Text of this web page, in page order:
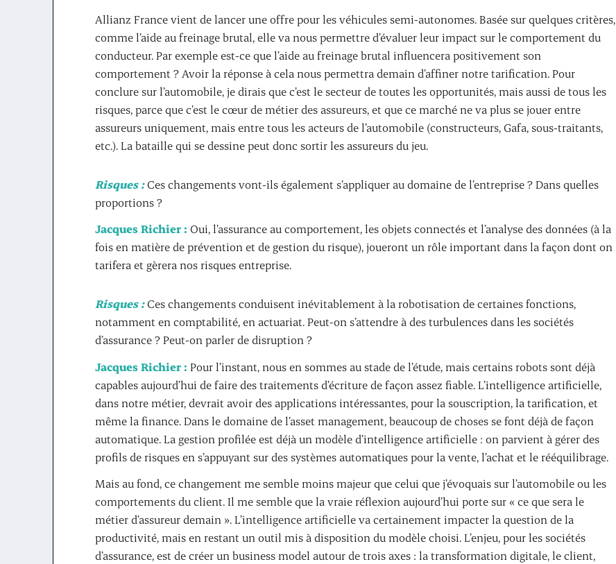
Allianz France vient de lancer une offre pour les véhicules semi-autonomes. Basée sur quelques critères,
comme l’aide au freinage brutal, elle va nous permettre d’évaluer leur impact sur le comportement du
conducteur. Par exemple est-ce que l’aide au freinage brutal influencera positivement son
comportement ? Avoir la réponse à cela nous permettra demain d’affiner notre tarification. Pour
conclure sur l’automobile, je dirais que c’est le secteur de toutes les opportunités, mais aussi de tous les
risques, parce que c’est le cœur de métier des assureurs, et que ce marché ne va plus se jouer entre
assureurs uniquement, mais entre tous les acteurs de l’automobile (constructeurs, Gafa, sous-traitants,
etc.). La bataille qui se dessine peut donc sortir les assureurs du jeu.
Risques :Ces changements vont-ils également s’appliquer au domaine de l’entreprise ? Dans quelles
proportions ?
Jacques Richier : Oui, l’assurance au comportement, les objets connectés et l’analyse des données (à la
fois en matière de prévention et de gestion du risque), joueront un rôle important dans la façon dont on
tarifera et gèrera nos risques entreprise.
Risques :Ces changements conduisent inévitablement à la robotisation de certaines fonctions,
notamment en comptabilité, en actuariat. Peut-on s’attendre à des turbulences dans les sociétés
d’assurance ? Peut-on parler de disruption ?
Jacques Richier : Pour l’instant, nous en sommes au stade de l’étude, mais certains robots sont déjà
capables aujourd’hui de faire des traitements d’écriture de façon assez fiable. L’intelligence artificielle,
dans notre métier, devrait avoir des applications intéressantes, pour la souscription, la tarification, et
même la finance. Dans le domaine de l’asset management, beaucoup de choses se font déjà de façon
automatique. La gestion profilée est déjà un modèle d’intelligence artificielle : on parvient à gérer des
profils de risques en s’appuyant sur des systèmes automatiques pour la vente, l’achat et le rééquilibrage.
Mais au fond, ce changement me semble moins majeur que celui que j’évoquais sur l’automobile ou les
comportements du client. Il me semble que la vraie réflexion aujourd’hui porte sur « ce que sera le
métier d’assureur demain ». L’intelligence artificielle va certainement impacter la question de la
productivité, mais en restant un outil mis à disposition du modèle choisi. L’enjeu, pour les sociétés
d’assurance, est de créer un business model autour de trois axes : la transformation digitale, le client,